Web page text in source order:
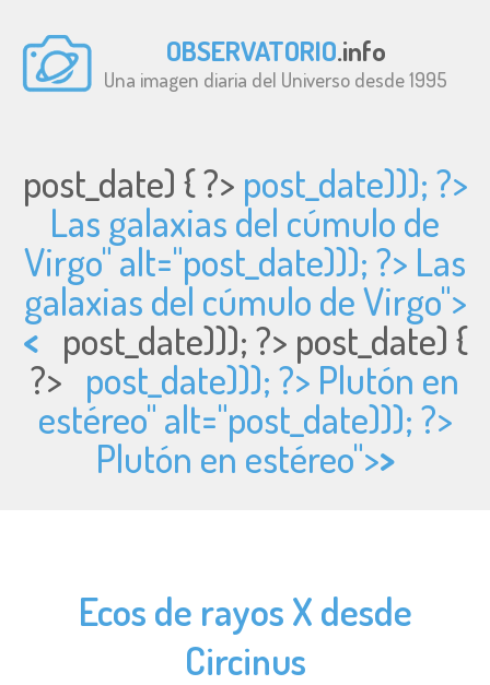
OBSERVATORIO.info
Una imagen diaria del Universo desde 1995
post_date) { ?> post_date))); ?>
Las galaxias del cúmulo de
Virgo" alt="post_date))); ?> Las
galaxias del cúmulo de Virgo">
< post_date))); ?> post_date) {
?> post_date))); ?> Plutón en
estéreo" alt="post_date))); ?>
Plutón en estéreo">>
Ecos de rayos X desde
Circinus